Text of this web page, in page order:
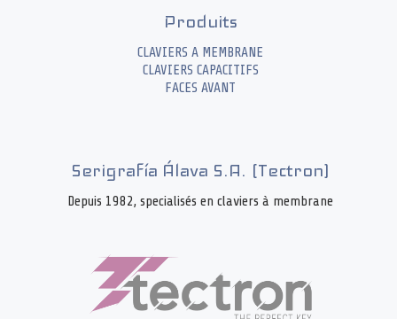
Produits
CLAVIERS A MEMBRANE
CLAVIERS CAPACITIFS
FACES AVANT
Serigrafía Álava S.A. (Tectron)
Depuis 1982, specialisés en claviers à membrane